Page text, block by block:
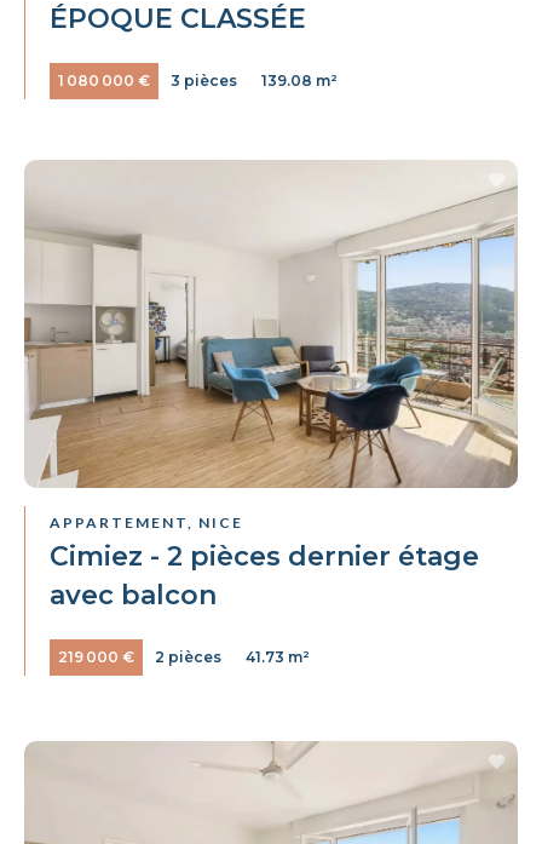
ÉPOQUE CLASSÉE
1 080 000 € 3 pièces 139.08 m²
APPARTEMENT, NICE
Cimiez - 2 pièces dernier étage
avec balcon
219 000 € 2 pièces 41.73 m²